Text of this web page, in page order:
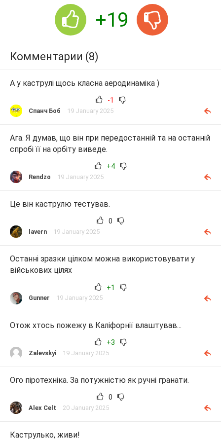
+19
Комментарии (8)
А у каструлі щось класна аеродинаміка )
-1
Спанч Боб 19 January 2025
Ага. Я думав, що він при передостанній та на останній
спробі її на орбіту виведе.
+4
Rendzo 19 January 2025
Це він каструлю тестував.
0
lavern 19 January 2025
Останні зразки цілком можна використовувати у
військових цілях
+1
Gunner 19 January 2025
Отож хтось пожежу в Каліфорнії влаштував...
+3
Zalevskyi 19 January 2025
Ого піротехніка. За потужністю як ручні гранати.
0
Alex Celt 20 January 2025
Каструлько, живи!